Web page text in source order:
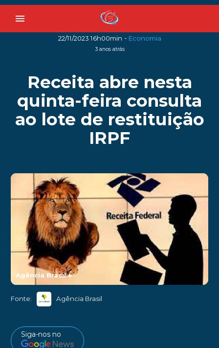
menu
22/11/2023 16h00min - Economia
3 anos atrás
Receita abre nesta
quinta-feira consulta
ao lote de restituição
IRPF
Agência Brasil►
Fonte: Agência Brasil
Siga-nos no